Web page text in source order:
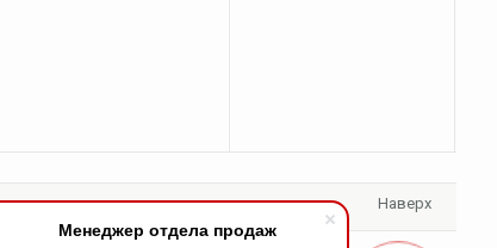
Менеджер отдела продаж
Наверх